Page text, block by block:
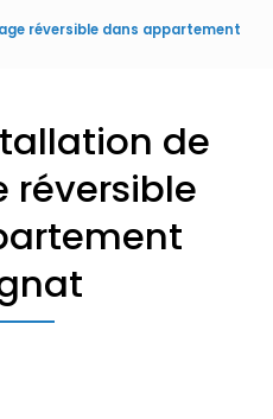
réversible dans appartement
de
réversible